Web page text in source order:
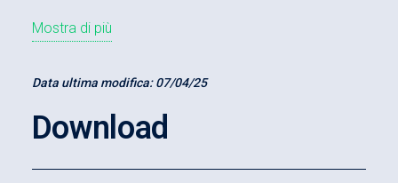
Mostra di più
Data ultima modifica:07/04/25
Download